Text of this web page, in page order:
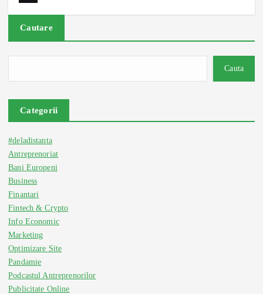
Cautare
Cauta
Categorii
#deladistanta
Antreprenoriat
Bani Europeni
Business
Finantari
Fintech & Crypto
Info Economic
Marketing
Optimizare Site
Pandamie
Podcastul Antreprenorilor
Publicitate Online